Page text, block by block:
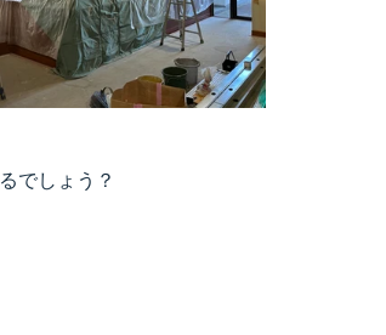
でしょう？